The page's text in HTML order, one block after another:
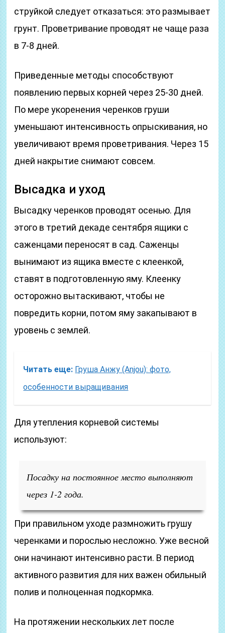
струйкой следует отказаться: это размывает
грунт. Проветривание проводят не чаще раза
в 7-8 дней.
Приведенные методы способствуют
появлению первых корней через 25-30 дней.
По мере укоренения черенков груши
уменьшают интенсивность опрыскивания, но
увеличивают время проветривания. Через 15
дней накрытие снимают совсем.
Высадка и уход
Высадку черенков проводят осенью. Для
этого в третий декаде сентября ящики с
саженцами переносят в сад. Саженцы
вынимают из ящика вместе с клеенкой,
ставят в подготовленную яму. Клеенку
осторожно вытаскивают, чтобы не
повредить корни, потом яму закапывают в
уровень с землей.
Читать еще: Груша Анжу (Anjou): фото,
особенности выращивания
Для утепления корневой системы
используют:
Посадку на постоянное место выполняют
через 1-2 года.
При правильном уходе размножить грушу
черенками и порослью несложно. Уже весной
они начинают интенсивно расти. В период
активного развития для них важен обильный
полив и полноценная подкормка.
На протяжении нескольких лет после